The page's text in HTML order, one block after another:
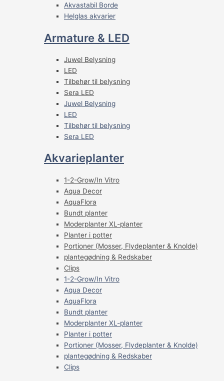
Akvastabil Borde
Helglas akvarier
Armature & LED
Juwel Belysning
LED
Tilbehør til belysning
Sera LED
Juwel Belysning
LED
Tilbehør til belysning
Sera LED
Akvarieplanter
1-2-Grow/In Vitro
Aqua Decor
AquaFlora
Bundt planter
Moderplanter XL-planter
Planter i potter
Portioner (Mosser, Flydeplanter & Knolde)
plantegødning & Redskaber
Clips
1-2-Grow/In Vitro
Aqua Decor
AquaFlora
Bundt planter
Moderplanter XL-planter
Planter i potter
Portioner (Mosser, Flydeplanter & Knolde)
plantegødning & Redskaber
Clips